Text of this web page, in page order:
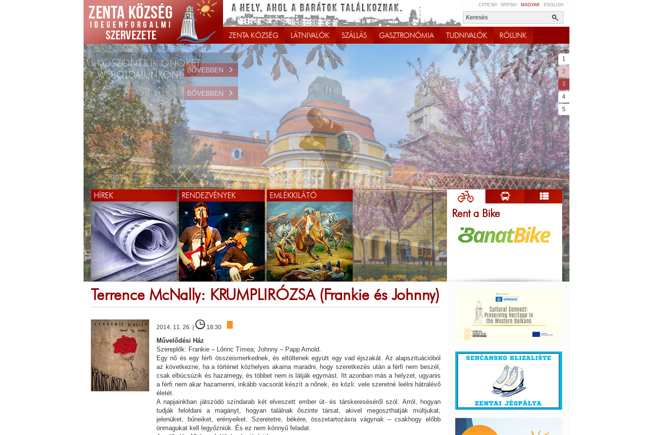
СРПСКИ SRPSKI MAGYAR ENGLISH
ZENTA KÖZSÉG LÁTNIVALÓK SZÁLLÁS GASZTRONÓMIA TUDNIVALÓK RÓLUNK
KÖSZÖNTJÜK ÖNÖKET
WEBOLDALUNKON!
BŐVEBBEN
1
2
3
4
5
HÍREK RENDEZVÉNYEK EMLÉKKILÁTÓ
Rent a Bike
Terrence McNally: KRUMPLIRÓZSA (Frankie és Johnny)
2014. 11. 26. | 18:30
Művelődési Ház
Szereplők: Frankie – Lőrinc Tímea; Johnny – Papp Arnold.
Egy nő és egy férfi összeismerkednek, és eltöltenek együtt egy vad éjszakát. Az alapszituációból
az következne, ha a történet közhelyes akarna maradni, hogy szeretkezés után a férfi nem beszél,
csak elbúcsúzik és hazamegy, és többet nem is látják egymást. Itt azonban más a helyzet, ugyanis
a férfi nem akar hazamenni, inkább vacsorát készít a nőnek, és közli: vele szeretné leélni hátralévő
életét.
A napjainkban játszódó színdarab két elveszett ember út- és társkereséséről szól. Arról, hogyan
tudják feloldani a magányt, hogyan találnak őszinte társat, akivel megoszthatják múltjukat,
jelenüket, bűneiket, erényeiket. Szeretetre, békére, összetartozásra vágynak – csakhogy előbb
önmagukat kell legyőzniük. És ez nem könnyű feladat.